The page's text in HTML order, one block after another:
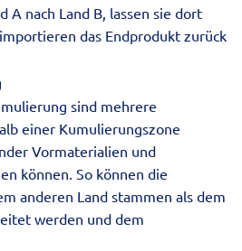
A nach Land B, lassen sie dort
das Endprodukt zurück
sind mehrere
einer Kumulierungszone
Vormaterialien und
können. So können die
anderen Land stammen als dem
werden und dem